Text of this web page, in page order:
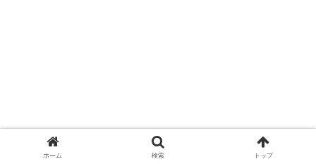
ホーム 検索 トップ